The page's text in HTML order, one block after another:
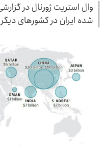
وال استریت ژورنال در
شده ایران در کشورهای